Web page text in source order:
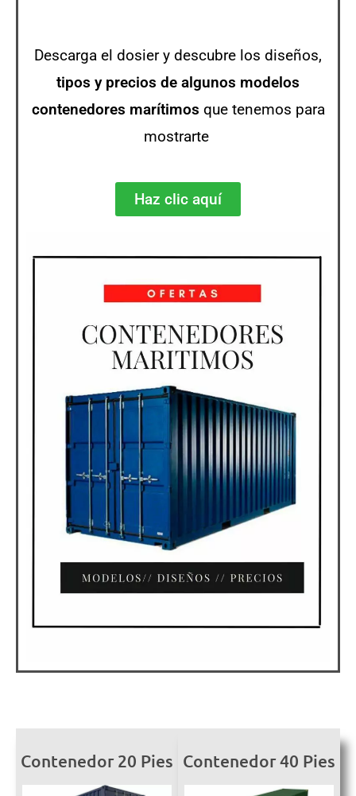
Descarga el dosier y descubre los diseños,
tipos y precios de algunos modelos
contenedores marítimos que tenemos para
mostrarte
Haz clic aquí
Contenedor 20 Pies Contenedor 40 Pies